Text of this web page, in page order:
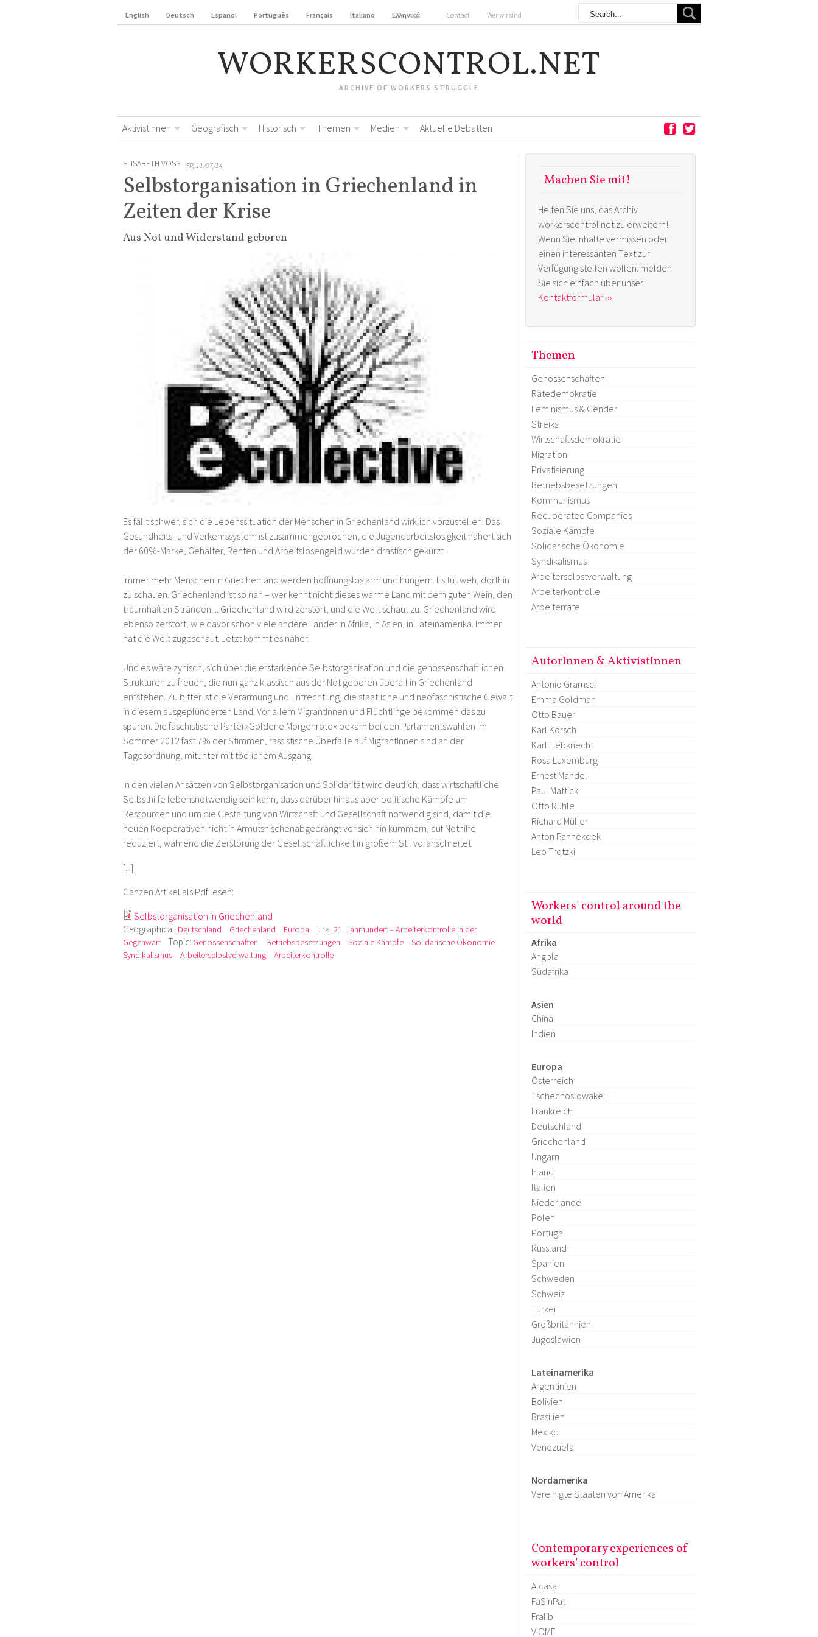
English Deutsch Español Português Français Italiano Ελληνικά Contact Wer wir sind
WORKERSCONTROL.NET
ARCHIVE OF WORKERS STRUGGLE
AktivistInnen Geografisch Historisch Themen Medien Aktuelle Debatten
ELISABETH VOSS FR, 11/07/14
Selbstorganisation in Griechenland in
Zeiten der Krise
Aus Not und Widerstand geboren
Es fällt schwer, sich die Lebenssituation der Menschen in Griechenland wirklich vorzustellen: Das
Gesundheits- und Verkehrssystem ist zusammengebrochen, die Jugendarbeitslosigkeit nähert sich
der 60%-Marke, Gehälter, Renten und Arbeitslosengeld wurden drastisch gekürzt.
Immer mehr Menschen in Griechenland werden hoffnungslos arm und hungern. Es tut weh, dorthin
zu schauen. Griechenland ist so nah – wer kennt nicht dieses warme Land mit dem guten Wein, den
traumhaften Stränden.... Griechenland wird zerstört, und die Welt schaut zu. Griechenland wird
ebenso zerstört, wie davor schon viele andere Länder in Afrika, in Asien, in Lateinamerika. Immer
hat die Welt zugeschaut. Jetzt kommt es näher.
Und es wäre zynisch, sich über die erstarkende Selbstorganisation und die genossenschaftlichen
Strukturen zu freuen, die nun ganz klassisch aus der Not geboren überall in Griechenland
entstehen. Zu bitter ist die Verarmung und Entrechtung, die staatliche und neofaschistische Gewalt
in diesem ausgeplünderten Land. Vor allem MigrantInnen und Flüchtlinge bekommen das zu
spüren. Die faschistische Partei »Goldene Morgenröte« bekam bei den Parlamentswahlen im
Sommer 2012 fast 7% der Stimmen, rassistische Überfalle auf MigrantInnen sind an der
Tagesordnung, mitunter mit tödlichem Ausgang.
In den vielen Ansätzen von Selbstorganisation und Solidarität wird deutlich, dass wirtschaftliche
Selbsthilfe lebensnotwendig sein kann, dass darüber hinaus aber politische Kämpfe um
Ressourcen und um die Gestaltung von Wirtschaft und Gesellschaft notwendig sind, damit die
neuen Kooperativen nicht in Armutsnischenabgedrängt vor sich hin kümmern, auf Nothilfe
reduziert, während die Zerstörung der Gesellschaftlichkeit in großem Stil voranschreitet.
[...]
Ganzen Artikel als Pdf lesen:
Selbstorganisation in Griechenland
Geographical: Deutschland Griechenland Europa Era: 21. Jahrhundert – Arbeiterkontrolle in der
Gegenwart
Topic: Genossenschaften Betriebsbesetzungen Soziale Kämpfe
Solidarische Ökonomie
Syndikalismus
Arbeiterselbstverwaltung Arbeiterkontrolle
Machen Sie mit!
Helfen Sie uns, das Archiv
workerscontrol.net zu erweitern!
Wenn Sie Inhalte vermissen oder
einen interessanten Text zur
Verfügung stellen wollen: melden
Sie sich einfach über unser
Kontaktformular ›››
Themen
Genossenschaften
Rätedemokratie
Feminismus & Gender
Streiks
Wirtschaftsdemokratie
Migration
Privatisierung
Betriebsbesetzungen
Kommunismus
Recuperated Companies
Soziale Kämpfe
Solidarische Ökonomie
Syndikalismus
Arbeiterselbstverwaltung
Arbeiterkontrolle
Arbeiterräte
AutorInnen & AktivistInnen
Antonio Gramsci
Emma Goldman
Otto Bauer
Karl Korsch
Karl Liebknecht
Rosa Luxemburg
Ernest Mandel
Paul Mattick
Otto Rühle
Richard Müller
Anton Pannekoek
Leo Trotzki
Workers' control around the
world
Afrika
Angola
Südafrika
Asien
China
Indien
Europa
Österreich
Tschechoslowakei
Frankreich
Deutschland
Griechenland
Ungarn
Irland
Italien
Niederlande
Polen
Portugal
Russland
Spanien
Schweden
Schweiz
Türkei
Großbritannien
Jugoslawien
Lateinamerika
Argentinien
Bolivien
Brasilien
Mexiko
Venezuela
Nordamerika
Vereinigte Staaten von Amerika
Contemporary experiences of
workers' control
Alcasa
FaSinPat
Fralib
VIOME